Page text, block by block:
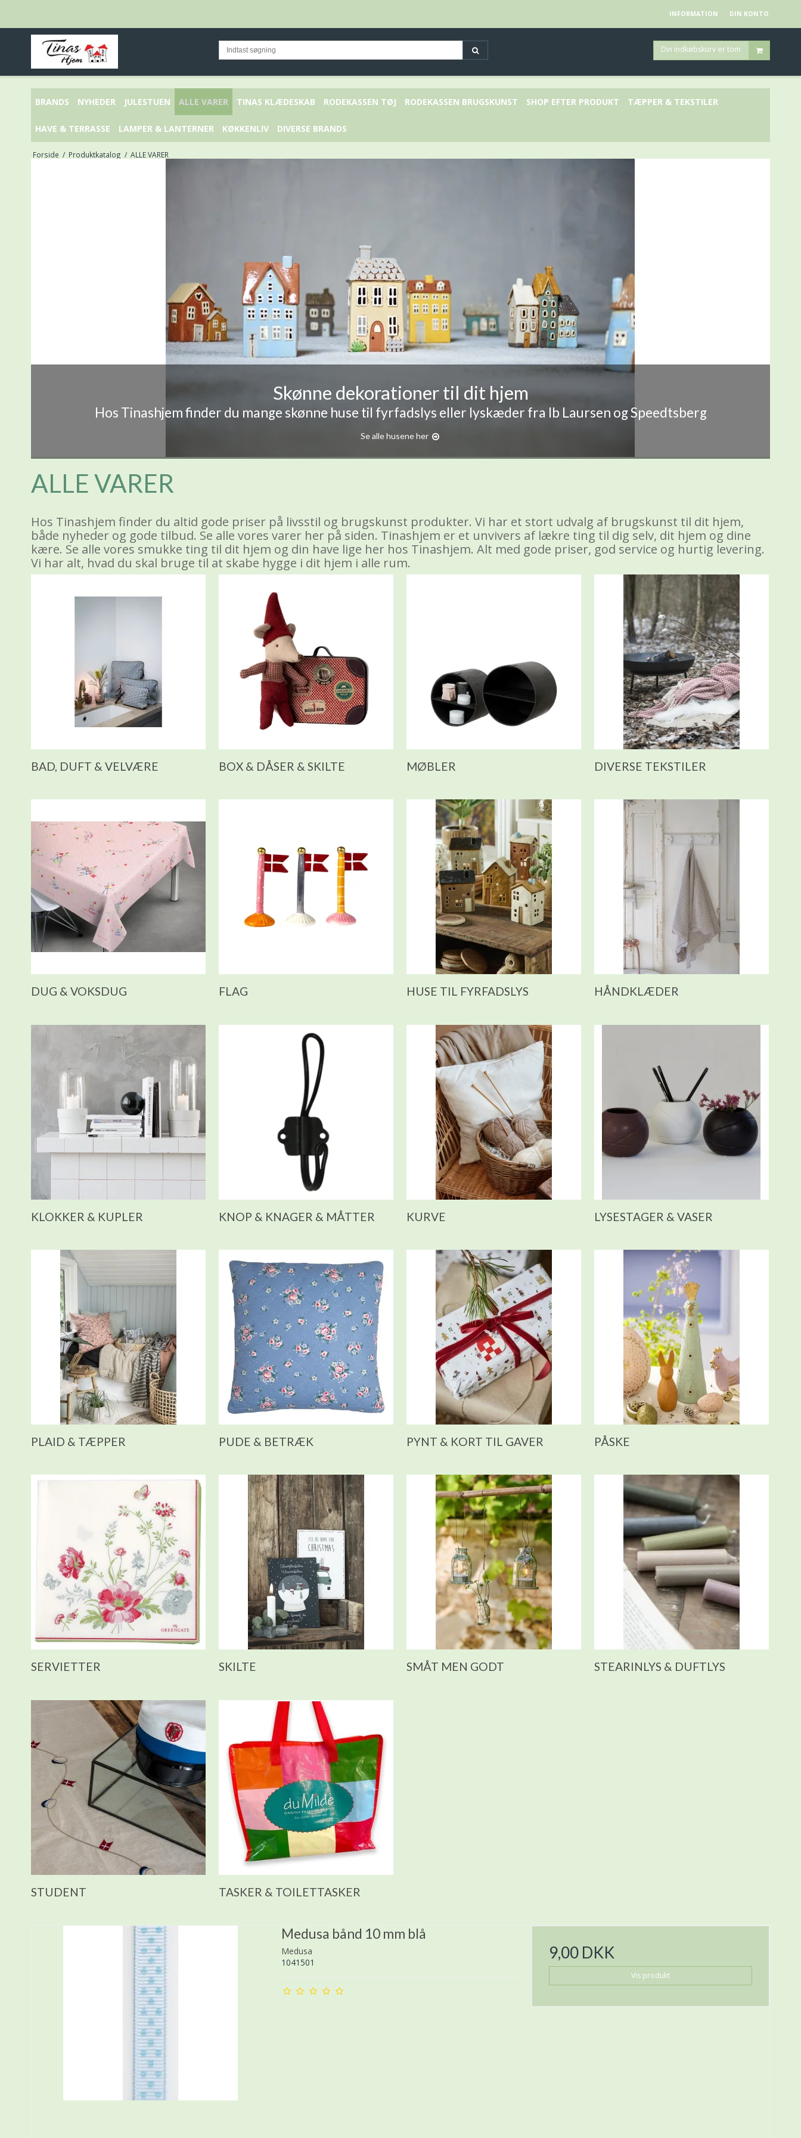
INFORMATION DIN KONTO
Din indkøbskurv er tom
BRANDS NYHEDER JULESTUEN ALLE VARER TINAS KLÆDESKAB RODEKASSEN TØJ RODEKASSEN BRUGSKUNST SHOP EFTER PRODUKT TÆPPER & TEKSTILER
HAVE & TERRASSE LAMPER & LANTERNER KØKKENLIV DIVERSE BRANDS
Forside / Produktkatalog / ALLE VARER
Skønne dekorationer til dit hjem
Hos Tinashjem finder du mange skønne huse til fyrfadslys eller lyskæder fra Ib Laursen og Speedtsberg
Se alle husene her
ALLE VARER
Hos Tinashjem finder du altid gode priser på livsstil og brugskunst produkter. Vi har et stort udvalg af brugskunst til dit hjem,
både nyheder og gode tilbud. Se alle vores varer her på siden. Tinashjem er et unvivers af lækre ting til dig selv, dit hjem og dine
kære. Se alle vores smukke ting til dit hjem og din have lige her hos Tinashjem. Alt med gode priser, god service og hurtig levering.
Vi har alt, hvad du skal bruge til at skabe hygge i dit hjem i alle rum.
BAD, DUFT & VELVÆRE BOX & DÅSER & SKILTE MØBLER DIVERSE TEKSTILER
DUG & VOKSDUG FLAG HUSE TIL FYRFADSLYS HÅNDKLÆDER
KLOKKER & KUPLER KNOP & KNAGER & MÅTTER KURVE LYSESTAGER & VASER
PLAID & TÆPPER PUDE & BETRÆK PYNT & KORT TIL GAVER PÅSKE
SERVIETTER SKILTE SMÅT MEN GODT STEARINLYS & DUFTLYS
STUDENT TASKER & TOILETTASKER
Medusa bånd 10 mm blå
Medusa
1041501
9,00 DKK
Vis produkt